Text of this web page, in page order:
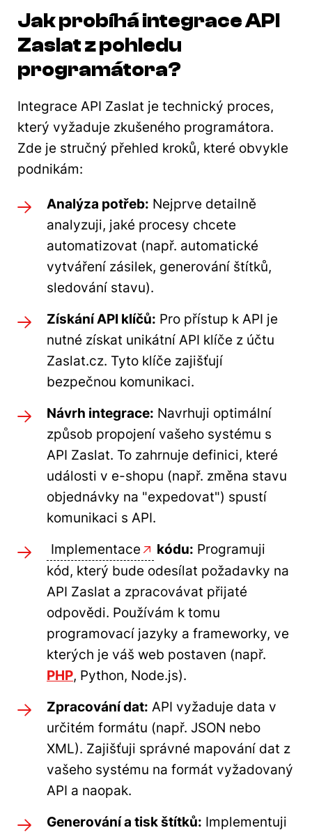
Jak probíhá integrace API
Zaslat z pohledu
programátora?
Integrace API Zaslat je technický proces,
který vyžaduje zkušeného programátora.
Zde je stručný přehled kroků, které obvykle
podnikám:
Analýza potřeb: Nejprve detailně
analyzuji, jaké procesy chcete
automatizovat (např. automatické
vytváření zásilek, generování štítků,
sledování stavu).
Získání API klíčů: Pro přístup k API je
nutné získat unikátní API klíče z účtu
Zaslat.cz. Tyto klíče zajišťují
bezpečnou komunikaci.
Návrh integrace: Navrhuji optimální
způsob propojení vašeho systému s
API Zaslat. To zahrnuje definici, které
události v e-shopu (např. změna stavu
objednávky na "expedovat") spustí
komunikaci s API.
Implementace
kódu: Programuji
kód, který bude odesílat požadavky na
API Zaslat a zpracovávat přijaté
odpovědi. Používám k tomu
programovací jazyky a frameworky, ve
kterých je váš web postaven (např.
PHP, Python, Node.js).
Zpracování dat: API vyžaduje data v
určitém formátu (např. JSON nebo
XML). Zajišťuji správné mapování dat z
vašeho systému na formát vyžadovaný
API a naopak.
Generování a tisk štítků: Implementuji